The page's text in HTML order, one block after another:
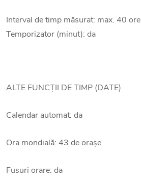
Interval de timp măsurat: max. 40 ore
Temporizator (minut): da
ALTE FUNCȚII DE TIMP (DATE)
Calendar automat: da
Ora mondială: 43 de orașe
Fusuri orare: da